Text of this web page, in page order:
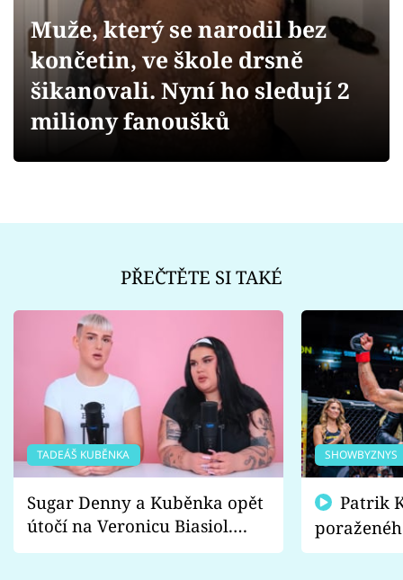
Videa
Sledujte prima+
Muže, který se narodil bez
končetin, ve škole drsně
šikanovali. Nyní ho sledují 2
miliony fanoušků
PŘEČTĚTE SI TAKÉ
TADEÁŠ KUBĚNKA
Sugar Denny a Kuběnka opět
útočí na Veronicu Biasiol.
Proč je podle nich falešná a
SHOWBYZNYS
fanoušci